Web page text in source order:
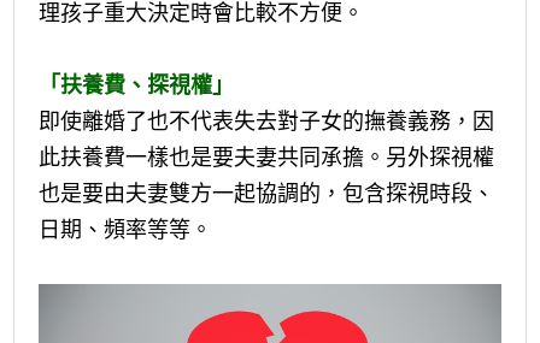
理孩子重大決定時會比較不方便。
「扶養費、探視權」
即使離婚了也不代表失去對子女的撫養義務，因
此扶養費一樣也是要夫妻共同承擔。另外探視權
也是要由夫妻雙方一起協調的，包含探視時段、
日期、頻率等等。